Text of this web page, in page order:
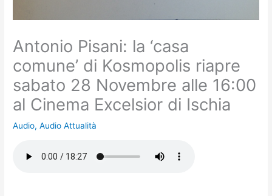
Antonio Pisani: la ‘casa
comune’ di Kosmopolis riapre
sabato 28 Novembre alle 16:00
al Cinema Excelsior di Ischia
Audio,Audio Attualità